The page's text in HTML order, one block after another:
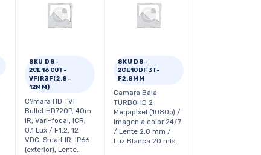
SKU DS-
2CE16C0T-
VFIR3F(2.8-
12MM)
C?mara HD TVI
Bullet HD720P, 40m
IR, Vari-focal, ICR,
0.1 Lux / F1.2, 12
VDC, Smart IR, IP66
(exterior), Lente…
SKU DS-
2CE10DF3T-
F2.8MM
Camara Bala
TURBOHD 2
Megapixel (1080p) /
Imagen a color 24/7
/ Lente 2.8 mm /
Luz Blanca 20 mts…